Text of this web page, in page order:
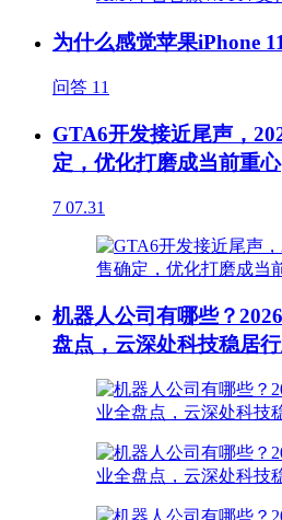
为什么感觉苹果iPhone
问答 11
GTA6开发接近尾声，
定，优化打磨成当前重心
7 07.31
机器人公司有哪些？
盘点，云深处科技稳居